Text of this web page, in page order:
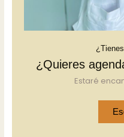
¿Quieres
Estaré